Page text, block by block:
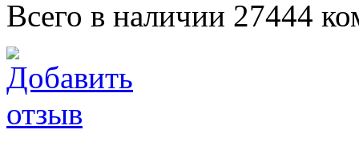
Всего в наличии 27444